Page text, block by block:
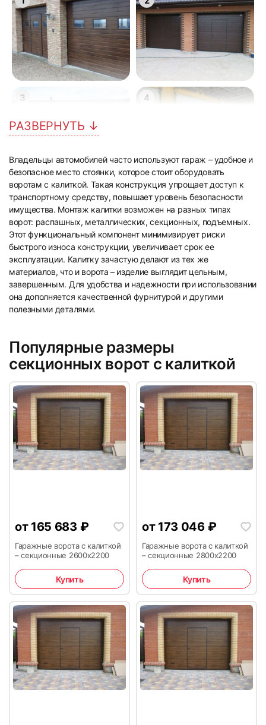
3 4
5
РАЗВЕРНУТЬ ↓
Владельцы автомобилей часто используют гараж – удобное и
безопасное место стоянки, которое стоит оборудовать
воротам с калиткой. Такая конструкция упрощает доступ к
транспортному средству, повышает уровень безопасности
имущества. Монтаж калитки возможен на разных типах
ворот: распашных, металлических, секционных, подъемных.
Этот функциональный компонент минимизирует риски
быстрого износа конструкции, увеличивает срок ее
эксплуатации. Калитку зачастую делают из тех же
материалов, что и ворота – изделие выглядит цельным,
завершенным. Для удобства и надежности при использовании
она дополняется качественной фурнитурой и другими
полезными деталями.
Популярные размеры
секционных ворот с калиткой
от 165 683 ₽
Гаражные ворота с калиткой
– секционные 2600х2200
Купить
от 173 046 ₽
Гаражные ворота с калиткой
– секционные 2800х2200
Купить